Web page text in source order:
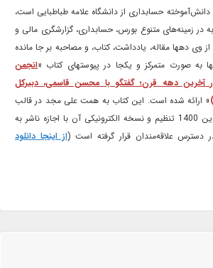
وی دانش‌آموخته حسابداری از دانشگاه علامه طباطبایی است،
زمینه‌های متنوع بورس، حسابداری، گزارشگری مالی و
وی دهها مقاله، یادداشت، کتاب، و مصاحبه بر جا مانده
صورت متمرکز و یکجا در پیوستهای کتاب «انجمن
آخرین دهه قرن؛ گفتگو با محسن قاسمی، دبیرکل
شده است. این کتاب به همت علی مجد در قالب
گفتگویی تفصیلی در فروردین 1400 تنظیم و نسخه الکترونیکی آن با اجازه ناشر به
علاقه‌مندان قرار گرفته است (از اینجا دانلود